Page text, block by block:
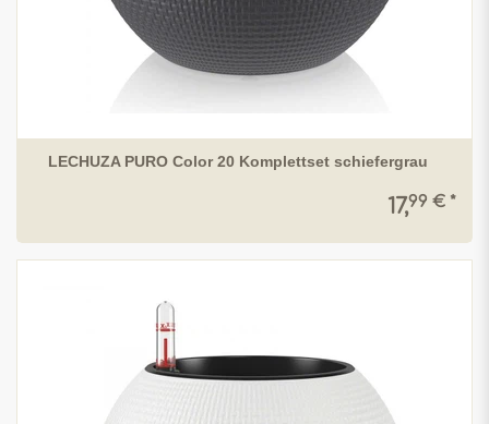
LECHUZA PURO Color 20 Komplettset schiefergrau
17,99 € *